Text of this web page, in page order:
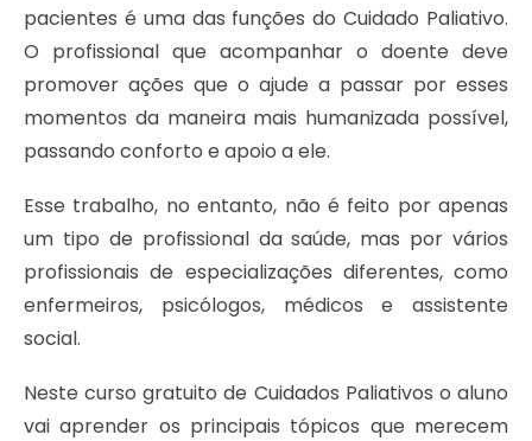
pacientes é uma das funções do Cuidado Paliativo.
O profissional que acompanhar o doente deve
promover ações que o ajude a passar por esses
momentos da maneira mais humanizada possível,
passando conforto e apoio a ele.
Esse trabalho, no entanto, não é feito por apenas
um tipo de profissional da saúde, mas por vários
profissionais de especializações diferentes, como
enfermeiros, psicólogos, médicos e assistente
social.
Neste curso gratuito de Cuidados Paliativos o aluno
vai aprender os principais tópicos que merecem